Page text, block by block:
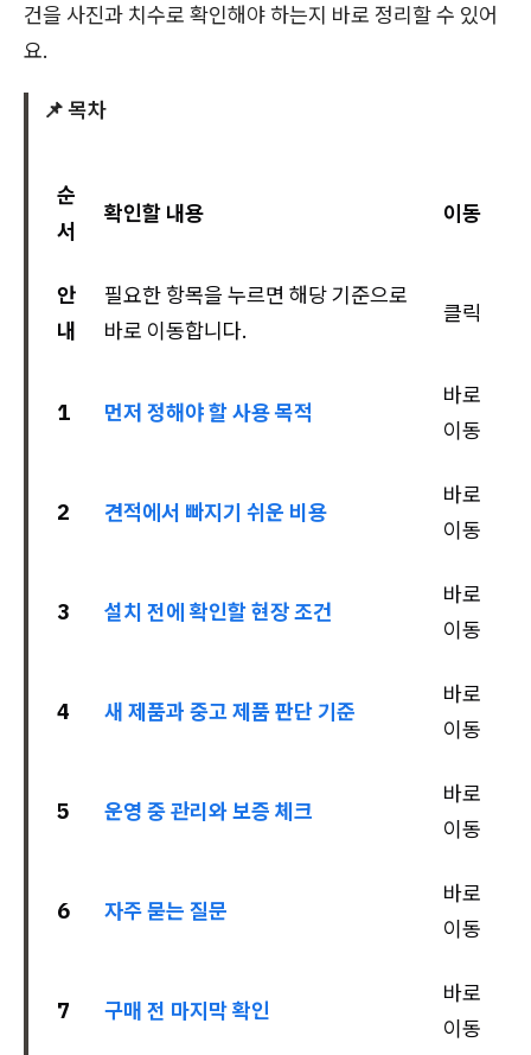
건을 사진과 치수로 확인해야 하는지 바로 정리할 수 있어
요.
📌 목차
순
서
확인할 내용 이동
안
내
필요한 항목을 누르면 해당 기준으로
바로 이동합니다.
클릭
1 먼저 정해야 할 사용 목적
바로
이동
2 견적에서 빠지기 쉬운 비용
바로
이동
3 설치 전에 확인할 현장 조건
바로
이동
4 새 제품과 중고 제품 판단 기준
바로
이동
5 운영 중 관리와 보증 체크
바로
이동
6 자주 묻는 질문
바로
이동
7 구매 전 마지막 확인
바로
이동